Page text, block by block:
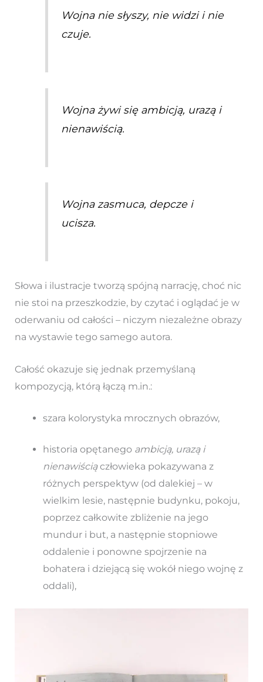
Wojna nie słyszy, nie widzi i nie
czuje.
Wojna żywi się ambicją, urazą i
nienawiścią.
Wojna zasmuca, depcze i
ucisza.
Słowa i ilustracje tworzą spójną narrację, choć nic
nie stoi na przeszkodzie, by czytać i oglądać je w
oderwaniu od całości – niczym niezależne obrazy
na wystawie tego samego autora.
Całość okazuje się jednak przemyślaną
kompozycją, którą łączą m.in.:
szara kolorystyka mrocznych obrazów,
historia opętanego ambicją, urazą i
nienawiściączłowieka pokazywana z
różnych perspektyw (od dalekiej – w
wielkim lesie, następnie budynku, pokoju,
poprzez całkowite zbliżenie na jego
mundur i but, a następnie stopniowe
oddalenie i ponowne spojrzenie na
bohatera i dziejącą się wokół niego wojnę z
oddali),